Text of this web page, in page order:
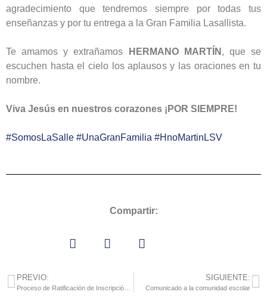
agradecimiento que tendremos siempre por todas tus
enseñanzas y por tu entrega a la Gran Familia Lasallista.
Te amamos y extrañamos HERMANO MARTÍN , que se
escuchen hasta el cielo los aplausos y las oraciones en tu
nombre.
Viva Jesús en nuestros corazones ¡POR SIEMPRE!
#SomosLaSalle #UnaGranFamilia #HnoMartinLSV
Compartir:
PREVIO: SIGUIENTE:
Comunicado a la comunidad escolar